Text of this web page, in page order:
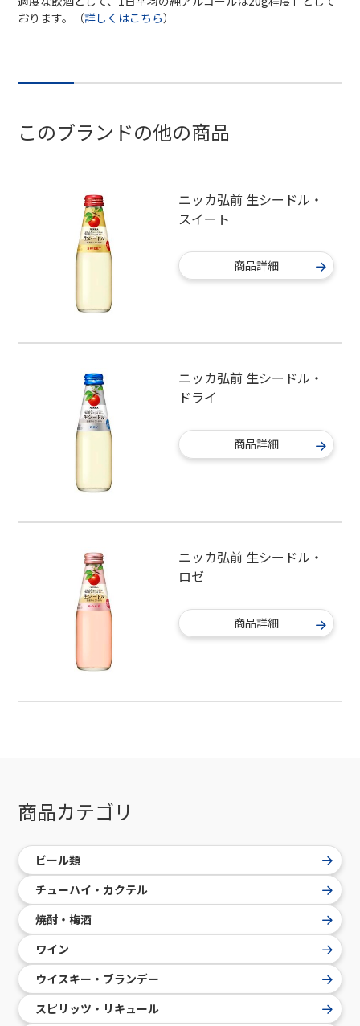
おります。（詳しくはこちら）
このブランドの他の商品
ニッカ弘前 生シードル・
スイート
商品詳細
ニッカ弘前 生シードル・
ドライ
商品詳細
ニッカ弘前 生シードル・
ロゼ
商品詳細
商品カテゴリ
ビール類
チューハイ・カクテル
焼酎・梅酒
ワイン
ウイスキー・ブランデー
スピリッツ・リキュール